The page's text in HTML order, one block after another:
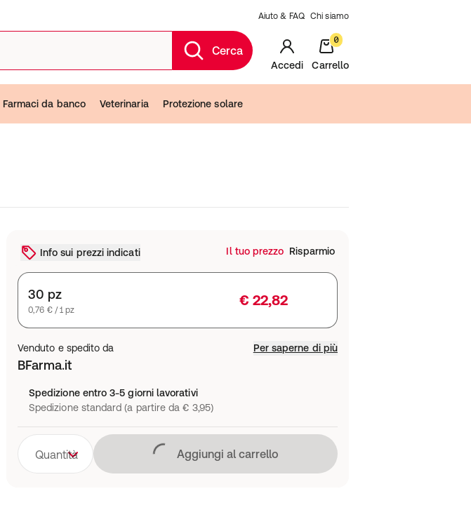
Aiuto & FAQ Chi siamo
Cerca
Accedi
0
Carrello
Farmaci da banco Veterinaria Protezione solare
Info sui prezzi indicati Il tuo prezzo Risparmio
30 pz
0,76 € / 1 pz
€ 22,82
Venduto e spedito da Per saperne di più
BFarma.it
Spedizione entro 3-5 giorni lavorativi
Spedizione standard (a partire da € 3,95)
Quantità Caricamento in corso
Aggiungi al carrello